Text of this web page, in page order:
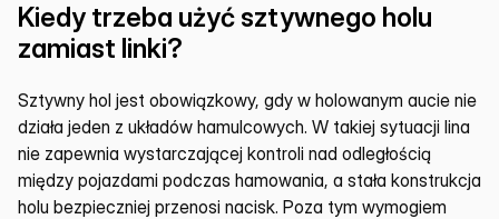
Kiedy trzeba użyć sztywnego holu
zamiast linki?
Sztywny hol jest obowiązkowy, gdy w holowanym aucie nie
działa jeden z układów hamulcowych. W takiej sytuacji lina
nie zapewnia wystarczającej kontroli nad odległością
między pojazdami podczas hamowania, a stała konstrukcja
holu bezpieczniej przenosi nacisk. Poza tym wymogiem